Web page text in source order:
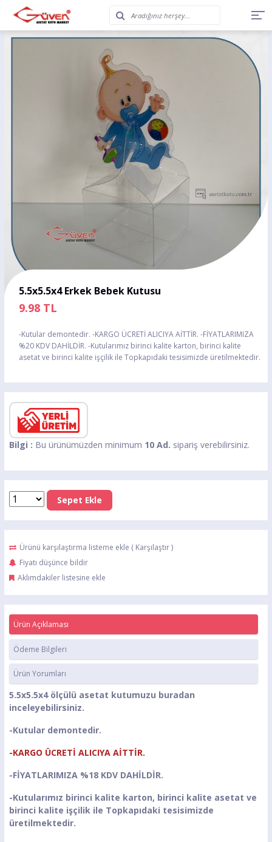
5.5x5.5x4 Erkek Bebek Kutusu
9.98 TL
-Kutular demontedir. -KARGO ÜCRETİ ALICIYA AİTTİR. -FİYATLARIMIZA
%20 KDV DAHİLDİR. -Kutularımız birinci kalite karton, birinci kalite
asetat ve birinci kalite işçilik ile Topkapıdaki tesisimizde üretilmektedir.
Bilgi : Bu ürünümüzden minimum 10 Ad. sipariş verebilirsiniz.
Sepet Ekle
Ürünü karşılaştırma listeme ekle ( Karşılaştır)
Fiyatı düşünce bildir
Aklımdakiler listesine ekle
Ürün Açıklaması
Ödeme Bilgileri
Ürün Yorumları
5.5x5.5x4 ölçülü asetat kutumuzu buradan
inceleyebilirsiniz.
-Kutular demontedir.
-KARGO ÜCRETİ ALICIYA AİTTİR.
-FİYATLARIMIZA %18 KDV DAHİLDİR.
-Kutularımız birinci kalite karton, birinci kalite asetat ve
birinci kalite işçilik ile Topkapıdaki tesisimizde
üretilmektedir.